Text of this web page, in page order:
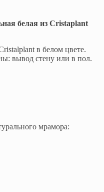
белая из Cristaplant
в белом цвете.
вывод стену или в пол.
мрамора: